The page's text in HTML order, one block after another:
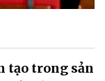
tạo trong sản